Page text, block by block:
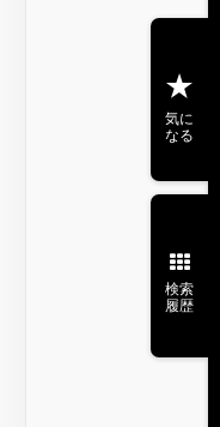
気に
なる
検索
履歴